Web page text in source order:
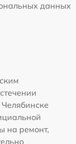
данных
на ремонт,